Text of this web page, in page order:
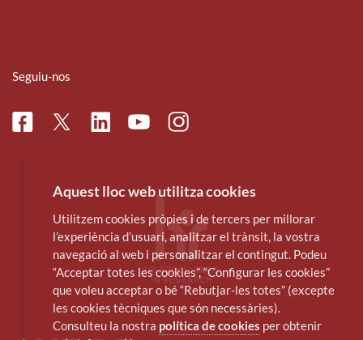
Seguiu-nos
FacebookTwitterLinkedinYoutubeInstagram
Aquest lloc web utilitza cookies
Utilitzem cookies pròpies i de tercers per millorar
l’experiència d’usuari, analitzar el trànsit, la vostra
navegació al web i personalitzar el contingut. Podeu
“Acceptar totes les cookies”, “Configurar les cookies”
que voleu acceptar o bé “Rebutjar-les totes” (excepte
les cookies tècniques que són necessàries).
Consulteu la nostra política de cookies per obtenir